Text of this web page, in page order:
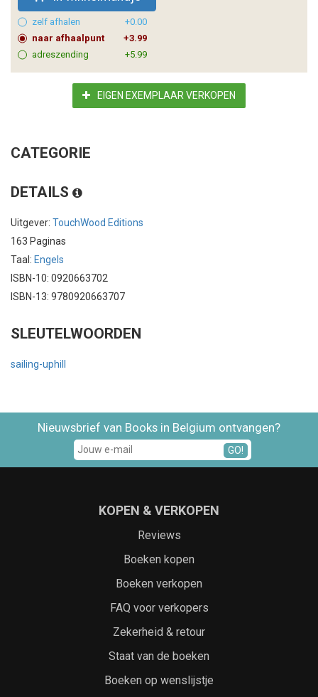
zelf afhalen
+0.00
naar afhaalpunt
+3.99
adreszending
+5.99
EIGEN EXEMPLAAR VERKOPEN
CATEGORIE
DETAILS
Uitgever: TouchWood Editions
163 Paginas
Taal: Engels
ISBN-10: 0920663702
ISBN-13: 9780920663707
SLEUTELWOORDEN
sailing-uphill
Nieuwsbrief van Books in Belgium ontvangen?
GO!
KOPEN & VERKOPEN
Reviews
Boeken kopen
Boeken verkopen
FAQ voor verkopers
Zekerheid & retour
Staat van de boeken
Boeken op wenslijstje